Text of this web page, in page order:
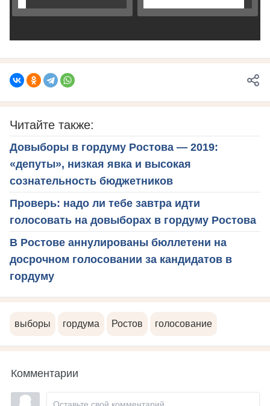
Читайте также:
Довыборы в гордуму Ростова — 2019:
«депуты», низкая явка и высокая
сознательность бюджетников
Проверь: надо ли тебе завтра идти
голосовать на довыборах в гордуму Ростова
В Ростове аннулированы бюллетени на
досрочном голосовании за кандидатов в
гордуму
выборы гордума Ростов голосование
Комментарии